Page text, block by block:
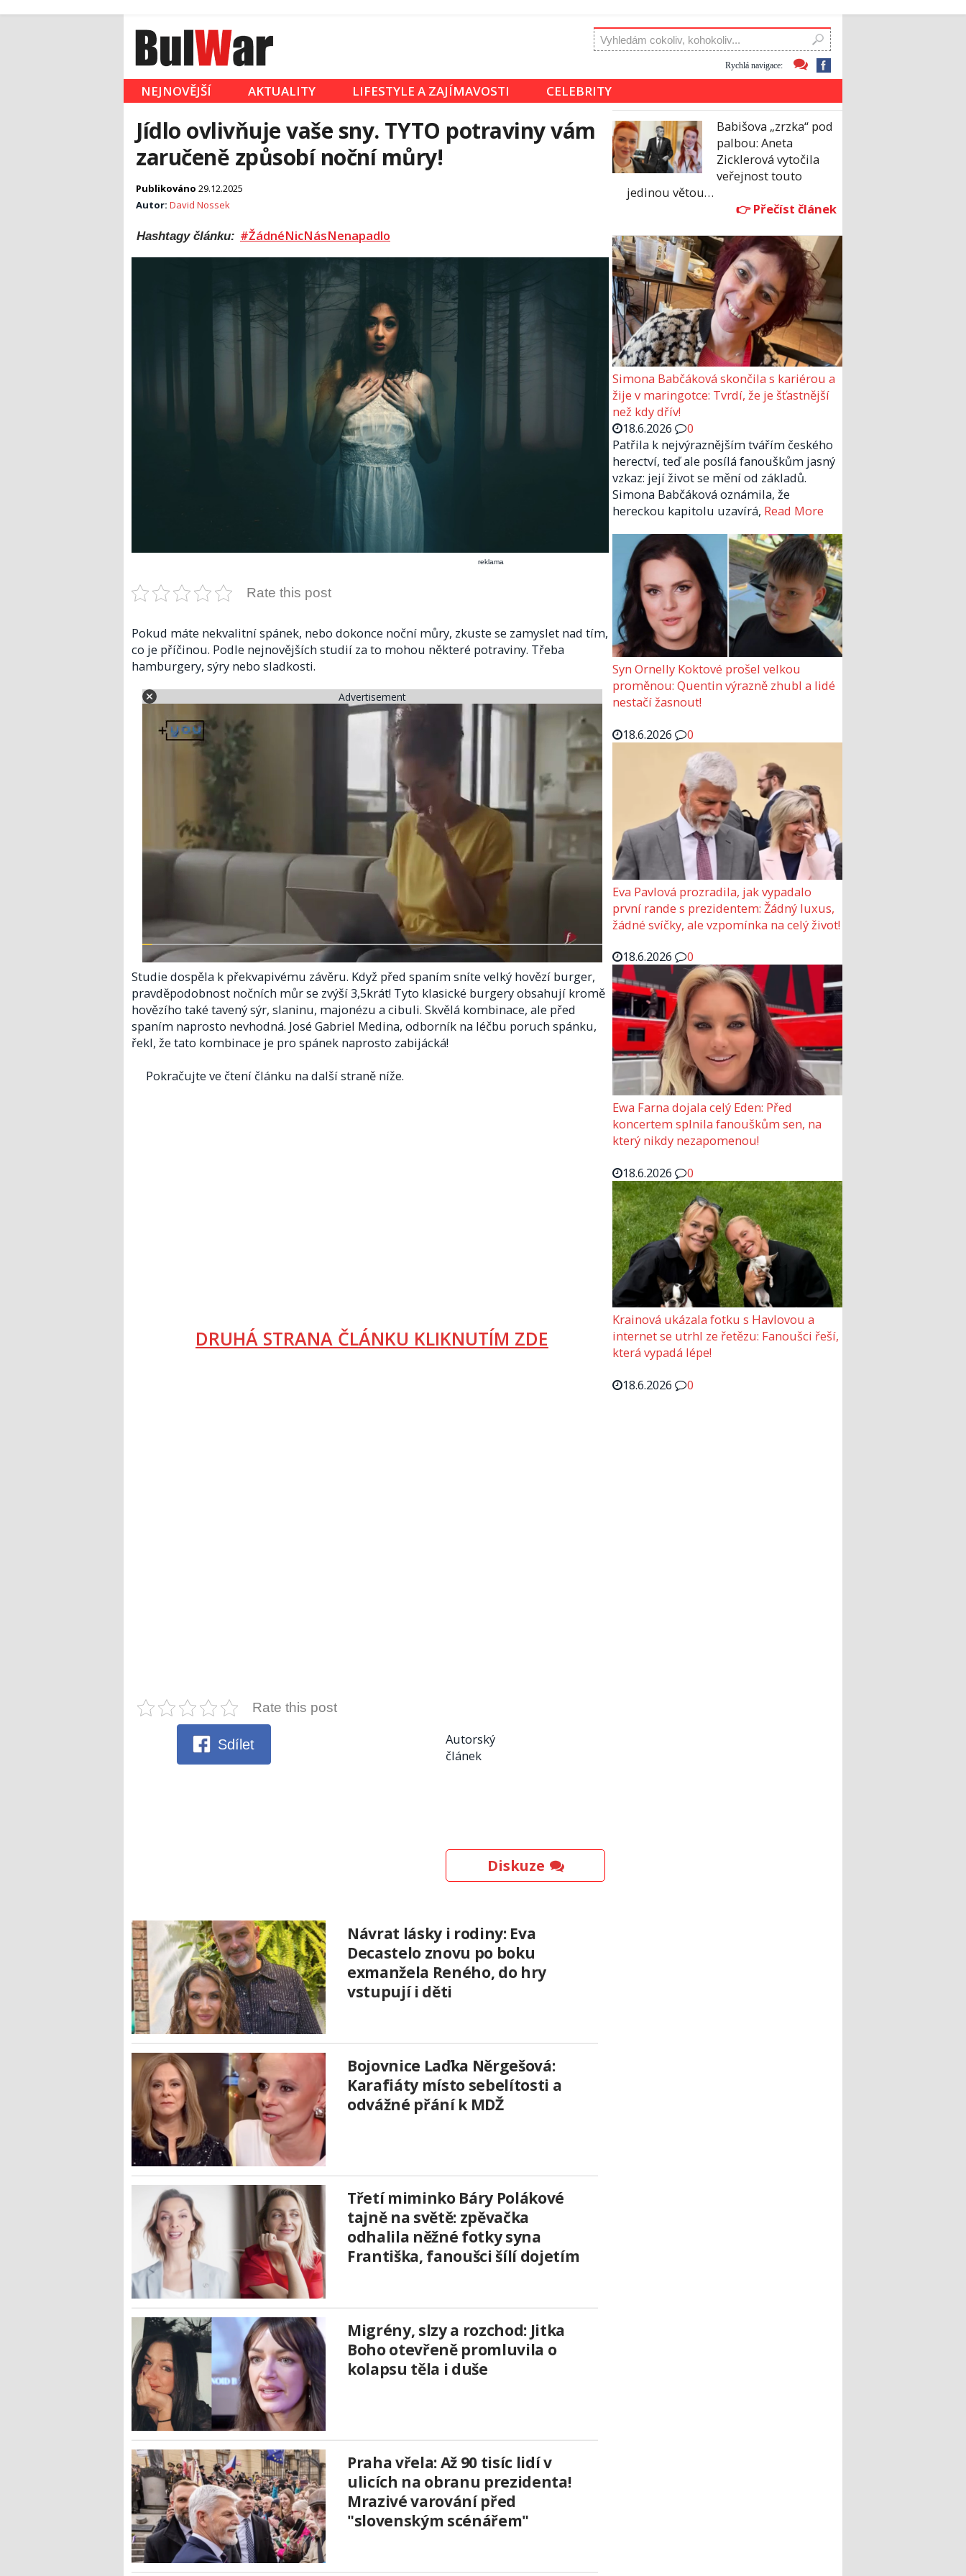
Rychlá navigace:
NEJNOVĚJŠÍ AKTUALITY LIFESTYLE A ZAJÍMAVOSTI CELEBRITY
Jídlo ovlivňuje vaše sny. TYTO potraviny vám
zaručeně způsobí noční můry!
Publikováno 29.12.2025
Autor: David Nossek
Hashtagy článku: #ŽádnéNicNásNenapadlo
reklama
Rate this post
Pokud máte nekvalitní spánek, nebo dokonce noční můry, zkuste se zamyslet nad tím,
co je příčinou. Podle nejnovějších studií za to mohou některé potraviny. Třeba
hamburgery, sýry nebo sladkosti.
Advertisement
Studie dospěla k překvapivému závěru. Když před spaním sníte velký hovězí burger,
pravděpodobnost nočních můr se zvýší 3,5krát! Tyto klasické burgery obsahují kromě
hovězího také tavený sýr, slaninu, majonézu a cibuli. Skvělá kombinace, ale před
spaním naprosto nevhodná. José Gabriel Medina, odborník na léčbu poruch spánku,
řekl, že tato kombinace je pro spánek naprosto zabijácká!
Pokračujte ve čtení článku na další straně níže.
DRUHÁ STRANA ČLÁNKU KLIKNUTÍM ZDE
Rate this post
Sdílet
Autorský
článek
Diskuze
Návrat lásky i rodiny: Eva
Decastelo znovu po boku
exmanžela Reného, do hry
vstupují i děti
Bojovnice Laďka Něrgešová:
Karafiáty místo sebelítosti a
odvážné přání k MDŽ
Třetí miminko Báry Polákové
tajně na světě: zpěvačka
odhalila něžné fotky syna
Františka, fanoušci šílí dojetím
Migrény, slzy a rozchod: Jitka
Boho otevřeně promluvila o
kolapsu těla i duše
Praha vřela: Až 90 tisíc lidí v
ulicích na obranu prezidenta!
Mrazivé varování před
"slovenským scénářem"
Babišova „zrzka“ pod
palbou: Aneta
Zicklerová vytočila
veřejnost touto
jedinou větou…
Simona Babčáková skončila s kariérou a
žije v maringotce: Tvrdí, že je šťastnější
než kdy dřív!
18.6.2026
0
Patřila k nejvýraznějším tvářím českého
herectví, teď ale posílá fanouškům jasný
vzkaz: její život se mění od základů.
Simona Babčáková oznámila, že
hereckou kapitolu uzavírá, Read More
Syn Ornelly Koktové prošel velkou
proměnou: Quentin výrazně zhubl a lidé
nestačí žasnout!
18.6.2026
0
Eva Pavlová prozradila, jak vypadalo
první rande s prezidentem: Žádný luxus,
žádné svíčky, ale vzpomínka na celý život!
18.6.2026
0
Ewa Farna dojala celý Eden: Před
koncertem splnila fanouškům sen, na
který nikdy nezapomenou!
18.6.2026
0
Krainová ukázala fotku s Havlovou a
internet se utrhl ze řetězu: Fanoušci řeší,
která vypadá lépe!
18.6.2026
0